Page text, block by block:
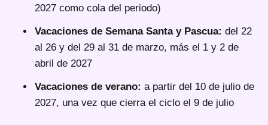
2027 como cola del periodo)
Vacaciones de Semana Santa y Pascua: del 22
al 26 y del 29 al 31 de marzo, más el 1 y 2 de
abril de 2027
Vacaciones de verano: a partir del 10 de julio de
2027, una vez que cierra el ciclo el 9 de julio